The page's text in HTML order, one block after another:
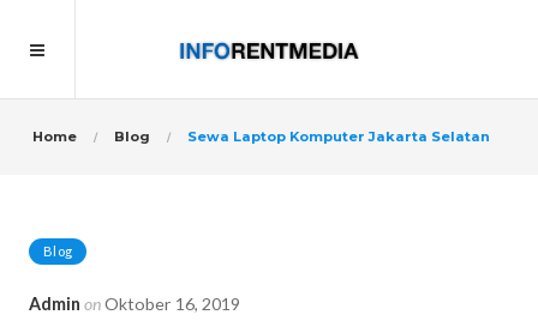
Home Blog Sewa Laptop Komputer Jakarta Selatan
Blog
Admin onOktober 16, 2019